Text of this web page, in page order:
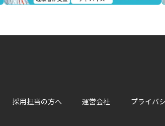
採用担当の方へ 運営会社 プライバ